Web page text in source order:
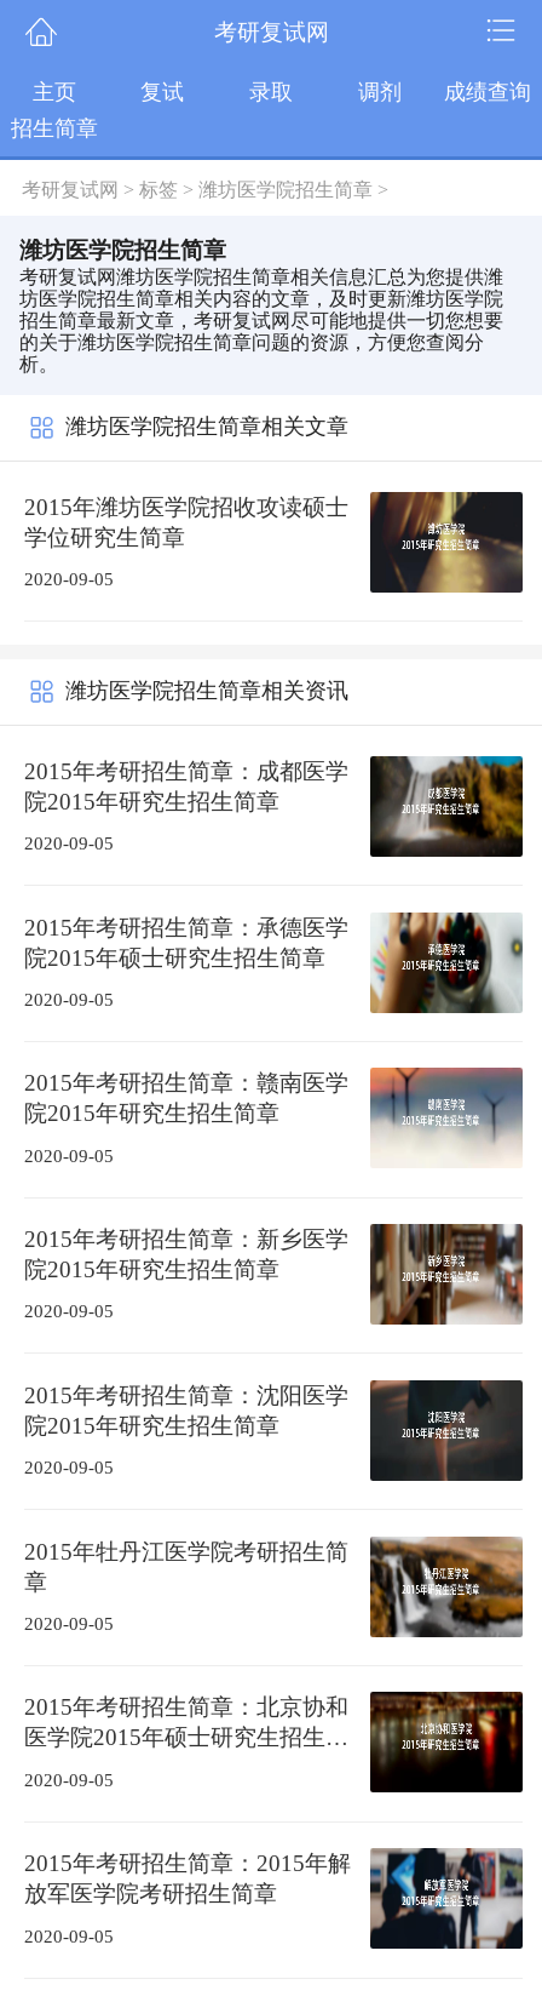
考研复试网
主页 复试 录取 调剂
成绩查询
招生简章
考研复试网 > 标签 > 潍坊医学院招生简章>
潍坊医学院招生简章
考研复试网潍坊医学院招生简章相关信息汇总为您提供潍
坊医学院招生简章相关内容的文章，及时更新潍坊医学院
招生简章最新文章，考研复试网尽可能地提供一切您想要
的关于潍坊医学院招生简章问题的资源，方便您查阅分
析。
潍坊医学院招生简章相关文章
2015年潍坊医学院招收攻读硕士
学位研究生简章
2020-09-05
潍坊医学院招生简章相关资讯
2015年考研招生简章：成都医学
院2015年研究生招生简章
2020-09-05
2015年考研招生简章：承德医学
院2015年硕士研究生招生简章
2020-09-05
2015年考研招生简章：赣南医学
院2015年研究生招生简章
2020-09-05
2015年考研招生简章：新乡医学
院2015年研究生招生简章
2020-09-05
2015年考研招生简章：沈阳医学
院2015年研究生招生简章
2020-09-05
2015年牡丹江医学院考研招生简
章
2020-09-05
2015年考研招生简章：北京协和
医学院2015年硕士研究生招生简
章
2020-09-05
2015年考研招生简章：2015年解
放军医学院考研招生简章
2020-09-05